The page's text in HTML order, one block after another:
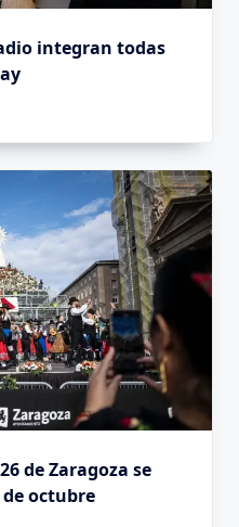
integran todas
de Zaragoza se
octubre